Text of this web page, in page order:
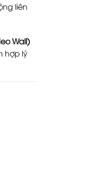
liên
Wall)
hợp lý